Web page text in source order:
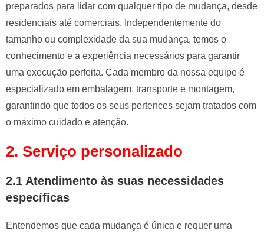
preparados para lidar com qualquer tipo de mudança, desde
residenciais até comerciais. Independentemente do
tamanho ou complexidade da sua mudança, temos o
conhecimento e a experiência necessários para garantir
uma execução perfeita. Cada membro da nossa equipe é
especializado em embalagem, transporte e montagem,
garantindo que todos os seus pertences sejam tratados com
o máximo cuidado e atenção.
2. Serviço personalizado
2.1 Atendimento às suas necessidades
específicas
Entendemos que cada mudança é única e requer uma